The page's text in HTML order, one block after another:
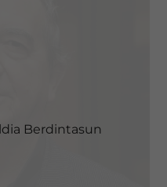
Berdintasun